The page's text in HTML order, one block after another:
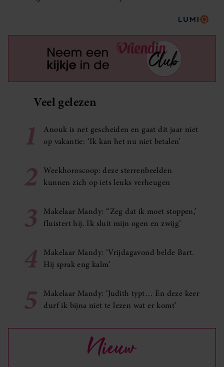
Veel gelezen
1
Anouk is net gescheiden en gaat dit jaar niet
op vakantie: ‘Ik kan het nu niet betalen’
2
Weekhoroscoop: deze sterrenbeelden
kunnen zich op iets leuks verheugen
3
Makelaar Mandy: ‘‘Zeg dat ik moet stoppen,’
fluistert hij. Ik sluit mijn ogen en zwijg’
4
Makelaar Mandy: ‘Vrijdagavond belde Bart.
Hij sprak eng kalm’
5
Makelaar Mandy: ‘Judith typt… En deze keer
durf ik bijna niet te lezen wat er komt’
Nieuw